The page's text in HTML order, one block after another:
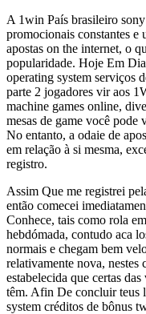
A 1win País brasileiro
promocionais constantes e
apostas on the internet, o
popularidade. Hoje Em
operating system serviços
parte 2 jogadores vir aos
machine games online,
mesas de game você pode
No entanto, a odaie de
em relação à si mesma,
registro.
Assim Que me registrei
então comecei
Conhece, tais como rola
hebdómada, contudo aca
normais e chegam bem
relativamente nova, nestes
estabelecida que certas
têm. Afin De concluir teus
system créditos de bônus